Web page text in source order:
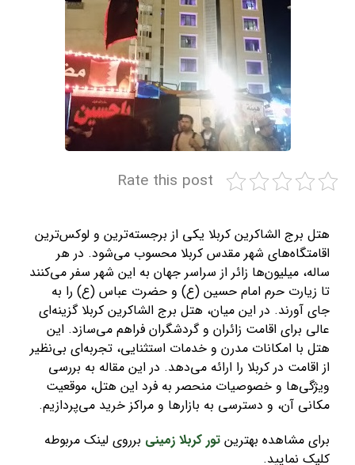
Rate this post
هتل برج الشاکرین کربلا یکی از برجسته‌ترین و لوکس‌ترین
اقامتگاه‌های شهر مقدس کربلا محسوب می‌شود. در هر
ساله، میلیون‌ها زائر از سراسر جهان به این شهر سفر می‌کنند
تا زیارت حرم امام حسین (ع) و حضرت عباس (ع) را به
جای آورند. در این میان، هتل برج الشاکرین کربلا گزینه‌ای
عالی برای اقامت زائران و گردشگران فراهم می‌سازد. این
هتل با امکانات مدرن و خدمات استثنایی، تجربه‌ای بی‌نظیر
از اقامت در کربلا را ارائه می‌دهد. در این مقاله به بررسی
ویژگی‌ها و خصوصیات منحصر به فرد این هتل، موقعیت
مکانی آن، و دسترسی به بازارها و مراکز خرید می‌پردازیم.
برای مشاهده بهترینتور کربلا زمینی برروی لینک مربوطه
کلیک نمایید.